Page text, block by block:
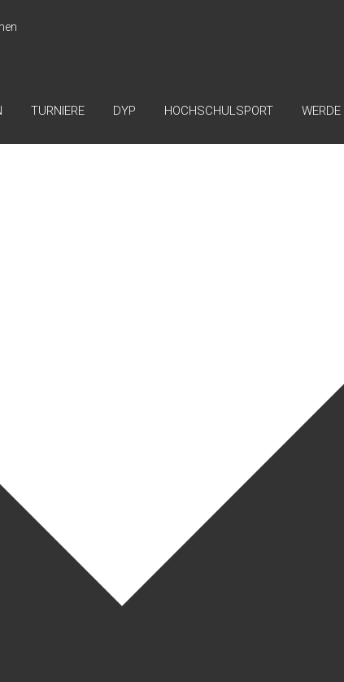
TURNIERE DYP HOCHSCHULSPORT